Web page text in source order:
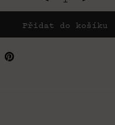
Přidat do košíku